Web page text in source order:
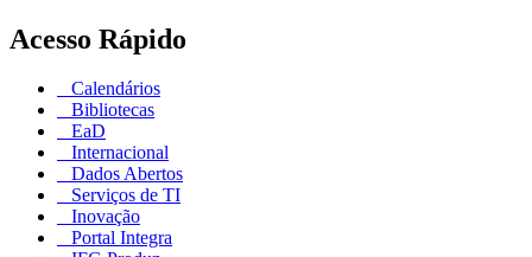
Acesso Rápido
Calendários
Bibliotecas
EaD
Internacional
Dados Abertos
Serviços de TI
Inovação
Portal Integra